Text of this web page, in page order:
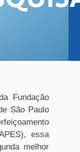
Fundação
São Paulo
essa
melhor